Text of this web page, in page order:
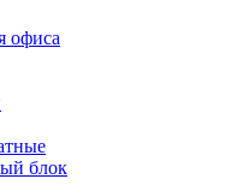
офиса
блок